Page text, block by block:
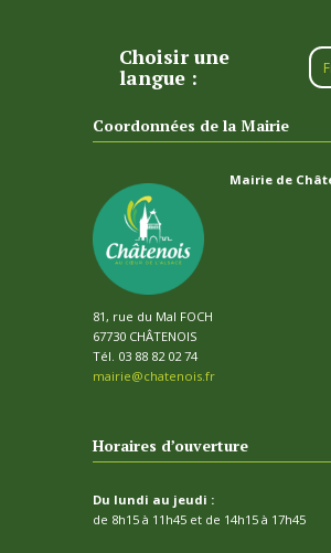
Choisir une
langue :
Coordonnées de la Mairie
Mairie de
81, rue du Mal FOCH
67730 CHÂTENOIS
Tél. 03 88 82 02 74
mairie@chatenois.fr
Horaires d’ouverture
Du lundi au jeudi :
de 8h15 à 11h45 et de 14h15 à 17h45